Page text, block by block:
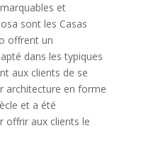
et
sont les Casas
offrent un
dans les typiques
aux clients de se
architecture en forme
et a été
offrir aux clients le